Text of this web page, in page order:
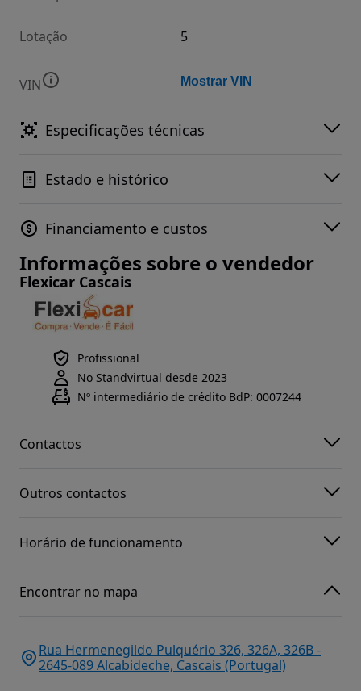
Lotação 5
VIN Mostrar VIN
Especificações técnicas
Estado e histórico
Financiamento e custos
Informações sobre o vendedor
Flexicar Cascais
Profissional
No Standvirtual desde 2023
Nº intermediário de crédito BdP: 0007244
Contactos
Outros contactos
Horário de funcionamento
Encontrar no mapa
Rua Hermenegildo Pulquério 326, 326A, 326B -
2645-089 Alcabideche, Cascais (Portugal)